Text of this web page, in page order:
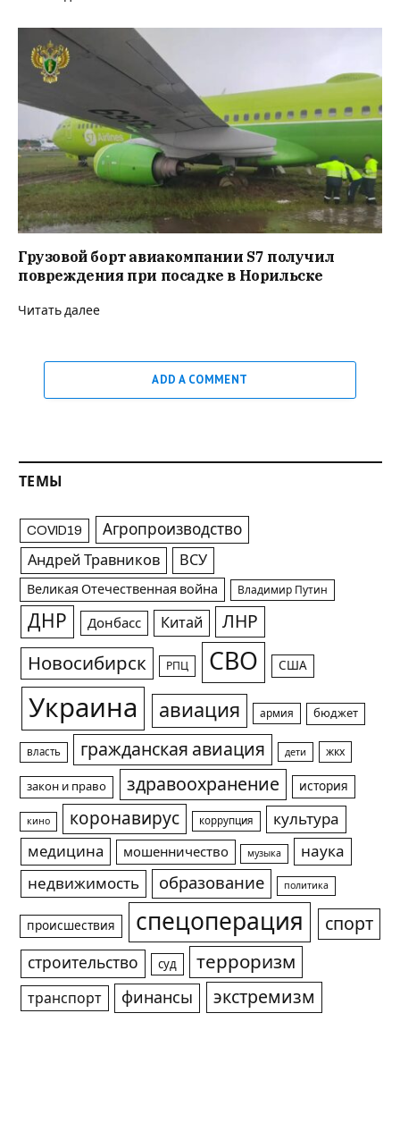
Грузовой борт авиакомпании S7 получил
повреждения при посадке в Норильске
Читать далее
ADD A COMMENT
ТЕМЫ
COVID19 Агропроизводство
Андрей Травников ВСУ
Великая Отечественная война Владимир Путин
ДНР Донбасс Китай ЛНР
Новосибирск РПЦ СВО США
Украина авиация армия бюджет
власть гражданская авиация дети жкх
закон и право здравоохранение история
кино коронавирус коррупция
культура
медицина
мошенничество музыка
наука
недвижимость
образование политика
происшествия спецоперация спорт
строительство суд терроризм
транспорт финансы экстремизм